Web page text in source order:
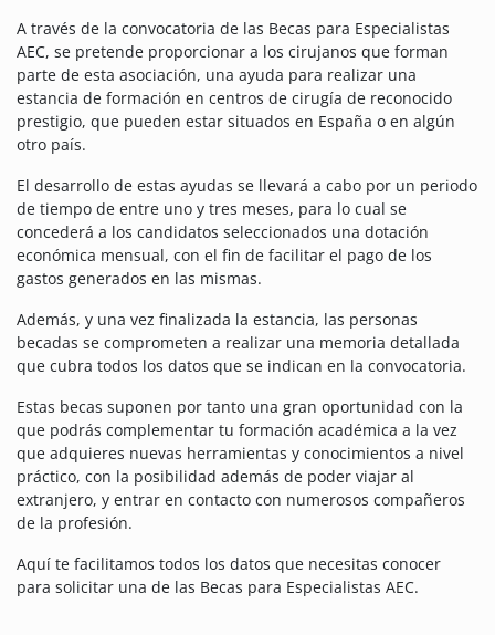
A través de la convocatoria de las Becas para Especialistas
AEC, se pretende proporcionar a los cirujanos que forman
parte de esta asociación, una ayuda para realizar una
estancia de formación en centros de cirugía de reconocido
prestigio, que pueden estar situados en España o en algún
otro país.
El desarrollo de estas ayudas se llevará a cabo por un periodo
de tiempo de entre uno y tres meses, para lo cual se
concederá a los candidatos seleccionados una dotación
económica mensual, con el fin de facilitar el pago de los
gastos generados en las mismas.
Además, y una vez finalizada la estancia, las personas
becadas se comprometen a realizar una memoria detallada
que cubra todos los datos que se indican en la convocatoria.
Estas becas suponen por tanto una gran oportunidad con la
que podrás complementar tu formación académica a la vez
que adquieres nuevas herramientas y conocimientos a nivel
práctico, con la posibilidad además de poder viajar al
extranjero, y entrar en contacto con numerosos compañeros
de la profesión.
Aquí te facilitamos todos los datos que necesitas conocer
para solicitar una de las Becas para Especialistas AEC.